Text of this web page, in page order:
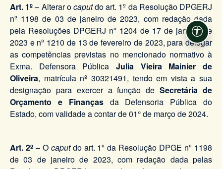
Art. 1º– Alterar ocaputdo art. 1º da Resolução DPGERJ
nº 1198 de 03 de janeiro de 2023, com redação dada
pela Resoluções DPGERJ nº 1204 de 17 de janeiro de
2023 e nº 1210 de 13 de fevereiro de 2023, para delegar
as competências previstas no mencionado normativo à
Exma. Defensora Pública Julia Vieira Mainier de
Oliveira, matrícula nº 30321491, tendo em vista a sua
designação para exercer a função deSecretária de
Orçamento e Finanças da Defensoria Pública do
Estado, com validade a contar de 01° de março de 2024.
Art. 2º– O caputdo art. 1º da Resolução DPGE nº 1198
de 03 de janeiro de 2023, com redação dada pelas